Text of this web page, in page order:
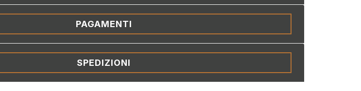
PAGAMENTI
SPEDIZIONI